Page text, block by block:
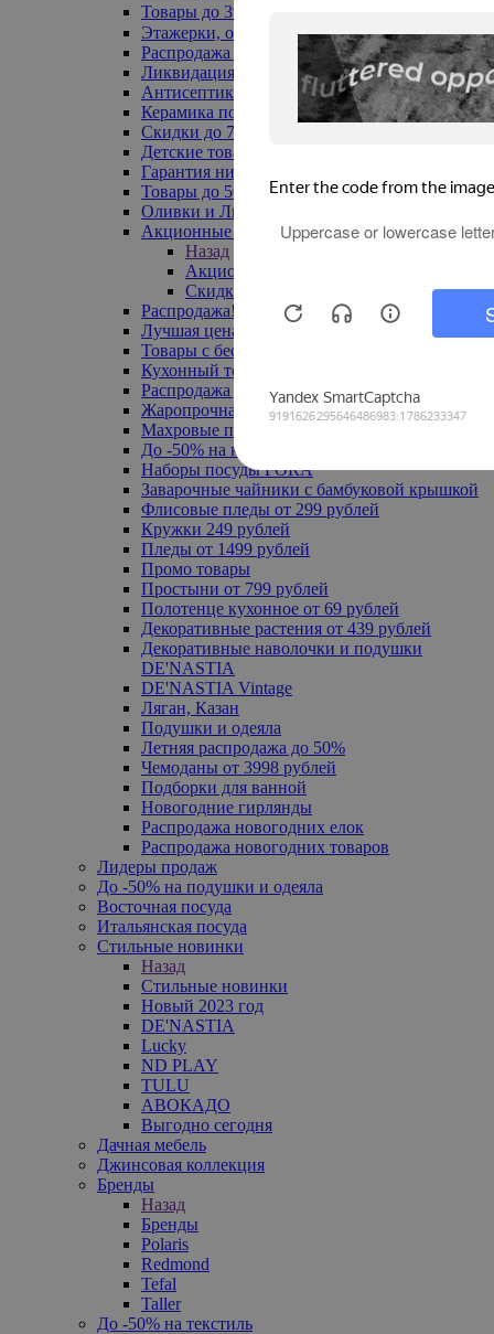
Товары до 399₽
Этажерки, обувницы
Распродажа текстиля до -50%
Ликвидация до -70%
Антисептики
Керамика по 129 руб
Скидки до 70%
Детские товары
Гарантия низкой цены
Товары до 500 руб
Оливки и Лимоны
Акционные товары
Назад
Акционные товары
Скидка 20% по промокоду
Распродажа! Ульяновск до -70%
Лучшая цена
Товары с бесплатной доставкой
Кухонный текстиль
Распродажа до -50%
Жаропрочная посуда
Махровые полотенца
До -50% на ковры
Наборы посуды FORA
Заварочные чайники с бамбуковой крышкой
Флисовые пледы от 299 рублей
Кружки 249 рублей
Пледы от 1499 рублей
Промо товары
Простыни от 799 рублей
Полотенце кухонное от 69 рублей
Декоративные растения от 439 рублей
Декоративные наволочки и подушки
DE'NASTIA
DE'NASTIA Vintage
Ляган, Казан
Подушки и одеяла
Летняя распродажа до 50%
Чемоданы от 3998 рублей
Подборки для ванной
Новогодние гирлянды
Распродажа новогодних елок
Распродажа новогодних товаров
Лидеры продаж
До -50% на подушки и одеяла
Восточная посуда
Итальянская посуда
Стильные новинки
Назад
Стильные новинки
Новый 2023 год
DE'NASTIA
Lucky
ND PLAY
TULU
АВОКАДО
Выгодно сегодня
Дачная мебель
Джинсовая коллекция
Бренды
Назад
Бренды
Polaris
Redmond
Tefal
Taller
До -50% на текстиль